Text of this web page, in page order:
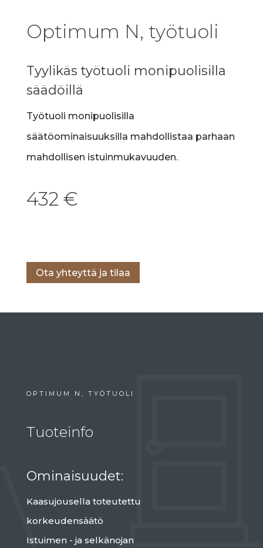
Optimum N, työtuoli
Tyylikäs työtuoli monipuolisilla
säädöillä
Työtuoli monipuolisilla
säätöominaisuuksilla mahdollistaa parhaan
mahdollisen istuinmukavuuden.
432 €
Ota yhteyttä ja tilaa
OPTIMUM N, TYÖTUOLI
Tuoteinfo
Ominaisuudet:
Kaasujousella toteutettu
korkeudensäätö
Istuimen - ja selkänojan